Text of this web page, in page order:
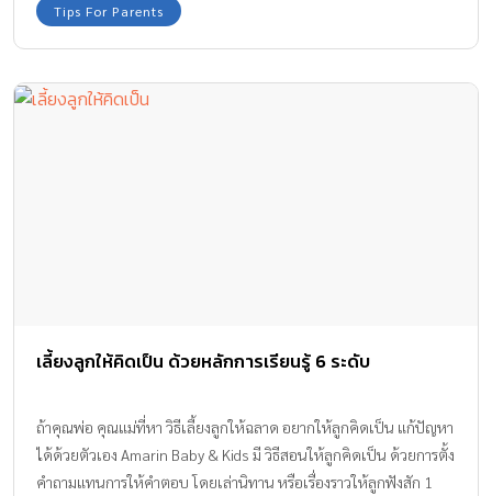
Tips For Parents
เลี้ยงลูกให้คิดเป็น ด้วยหลักการเรียนรู้ 6 ระดับ
ถ้าคุณพ่อ คุณแม่ที่หา วิธีเลี้ยงลูกให้ฉลาด อยากให้ลูกคิดเป็น แก้ปัญหา
ได้ด้วยตัวเอง Amarin Baby & Kids มี วิธีสอนให้ลูกคิดเป็น ด้วยการตั้ง
คำถามแทนการให้คำตอบ โดยเล่านิทาน หรือเรื่องราวให้ลูกฟังสัก 1